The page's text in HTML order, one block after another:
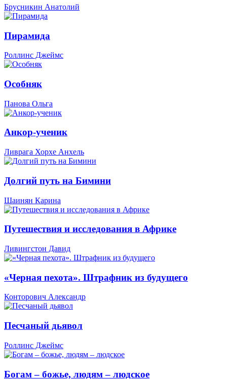
Брусникин Анатолий
Пирамида
Роллинс Джеймс
Особняк
Панова Ольга
Анкор-ученик
Ливрага Хорхе Анхель
Долгий путь на Бимини
Шаинян Карина
Путешествия и исследования в Африке
Ливингстон Давид
«Черная пехота». Штрафник из будущего
Конторович Александр
Песчаный дьявол
Роллинс Джеймс
Богам – божье, людям – людское